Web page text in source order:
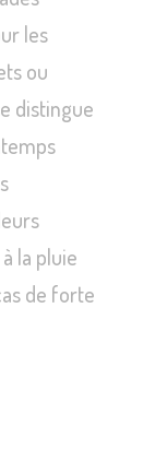
les
ou
distingue
la pluie
de forte